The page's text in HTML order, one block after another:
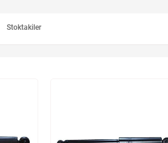
Stoktakiler